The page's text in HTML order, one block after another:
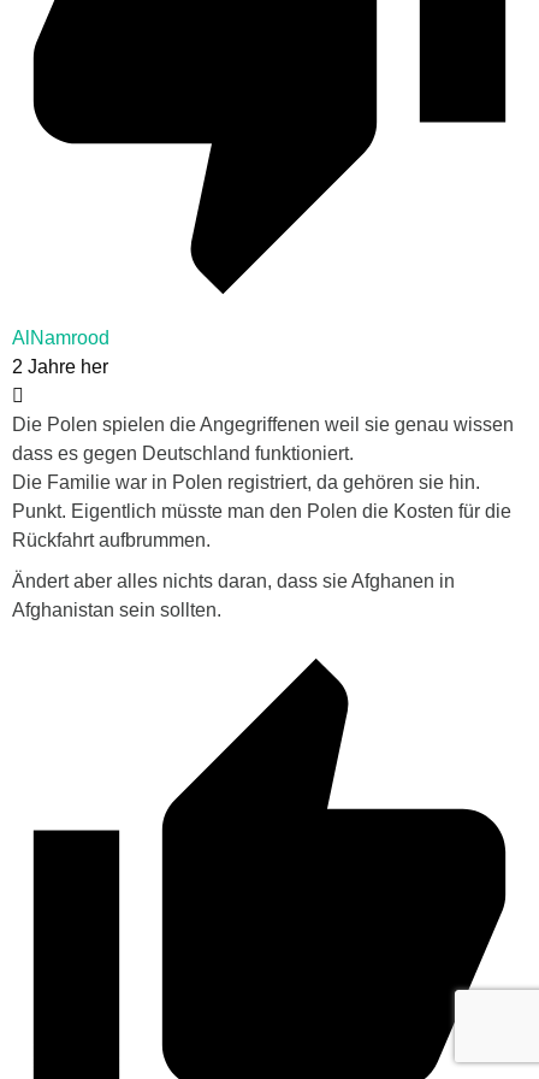
AlNamrood
2 Jahre her
Die Polen spielen die Angegriffenen weil sie genau wissen
dass es gegen Deutschland funktioniert.
Die Familie war in Polen registriert, da gehören sie hin.
Punkt. Eigentlich müsste man den Polen die Kosten für die
Rückfahrt aufbrummen.
Ändert aber alles nichts daran, dass sie Afghanen in
Afghanistan sein sollten.